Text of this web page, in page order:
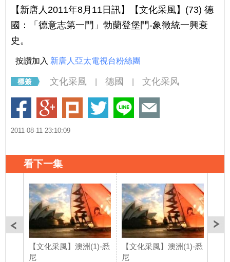
【新唐人2011年8月11日訊】【文化采風】(73) 德
國：「德意志第一門」勃蘭登堡門-象徵統一興衰
史。
按讚加入 新唐人亞太電視台粉絲團
文化采風 德國 文化采风
2011-08-11 23:10:09
看下一集
【文化采風】澳洲(1)-悉
尼
【文化采風】澳洲(1)-悉
尼